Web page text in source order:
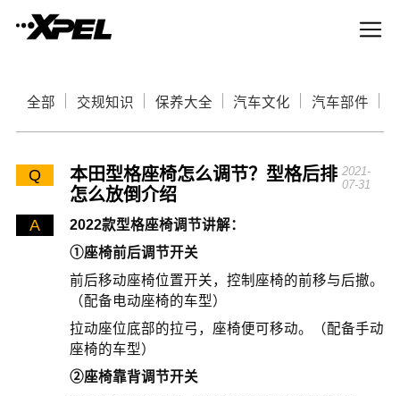
全部 交规知识 保养大全 汽车文化 汽车部件
Q
本田型格座椅怎么调节？型格后排
怎么放倒介绍
2021-
07-31
A
2022款型格座椅调节讲解：
①座椅前后调节开关
前后移动座椅位置开关，控制座椅的前移与后撤。
（配备电动座椅的车型）
拉动座位底部的拉弓，座椅便可移动。（配备手动
座椅的车型）
②座椅靠背调节开关